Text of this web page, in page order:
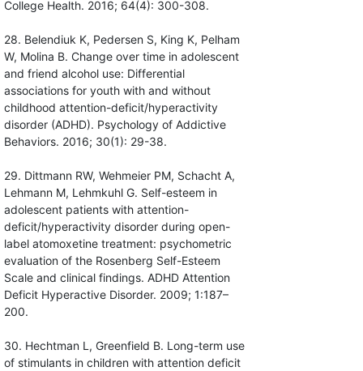
College Health. 2016; 64(4): 300-308.
28. Belendiuk K, Pedersen S, King K, Pelham
W, Molina B. Change over time in adolescent
and friend alcohol use: Differential
associations for youth with and without
childhood attention-deficit/hyperactivity
disorder (ADHD). Psychology of Addictive
Behaviors. 2016; 30(1): 29-38.
29. Dittmann RW, Wehmeier PM, Schacht A,
Lehmann M, Lehmkuhl G. Self-esteem in
adolescent patients with attention-
deficit/hyperactivity disorder during open-
label atomoxetine treatment: psychometric
evaluation of the Rosenberg Self-Esteem
Scale and clinical findings. ADHD Attention
Deficit Hyperactive Disorder. 2009; 1:187–
200.
30. Hechtman L, Greenfield B. Long-term use
of stimulants in children with attention deficit